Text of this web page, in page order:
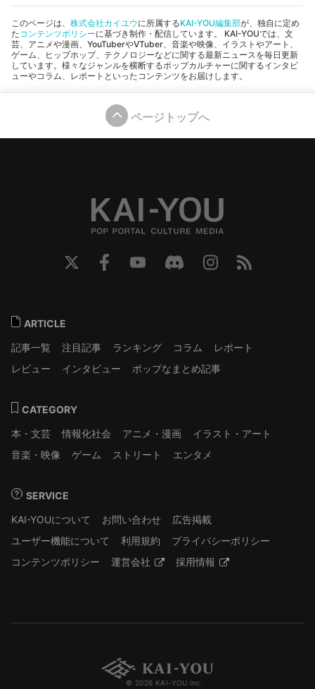
このページは、 株式会社カイユウに所属するKAI-YOU編集部が、独自に定め
たコンテンツポリシーに基づき制作・配信しています。 KAI-YOUでは、文
芸、アニメや漫画、YouTuberやVTuber、音楽や映像、イラストやアート、
ゲーム、ヒップホップ、テクノロジーなどに関する最新ニュースを毎日更新
しています。様々なジャンルを横断するポップカルチャーに関するインタビ
ューやコラム、レポートといったコンテンツをお届けします。
ページトップへ
ARTICLE
記事一覧
注目記事 ランキング コラム
レポート
レビュー
インタビュー ポップなまとめ記事
CATEGORY
本・文芸
情報化社会 アニメ・漫画
イラスト・アート
音楽・映像
ゲーム ストリート エンタメ
SERVICE
KAI-YOUについて
お問い合わせ
広告掲載
ユーザー機能について
利用規約
プライバシーポリシー
コンテンツポリシー
運営会社 採用情報
© 2026 KAI-YOU inc.